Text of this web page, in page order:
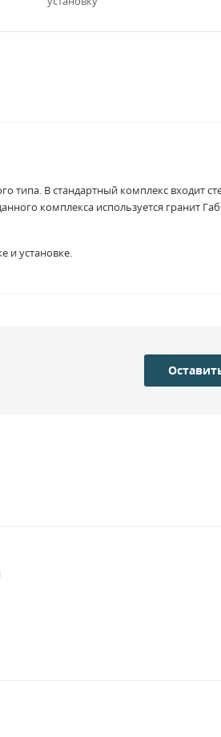
В стандартный комплекс входит
комплекса используется гранит
и установке.